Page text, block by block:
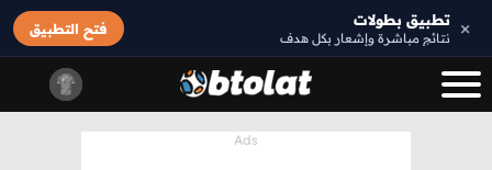
× تطبيق بطولات
نتائج مباشرة وإشعار بكل هدف
فتح التطبيق